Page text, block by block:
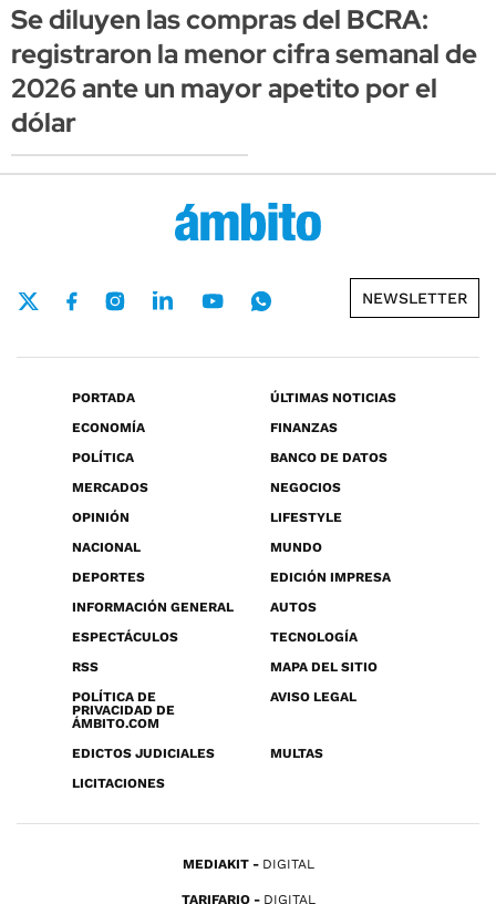
Se diluyen las compras del BCRA:
registraron la menor cifra semanal de
2026 ante un mayor apetito por el
dólar
NEWSLETTER
PORTADA
ÚLTIMAS NOTICIAS
ECONOMÍA
FINANZAS
POLÍTICA
BANCO DE DATOS
MERCADOS
NEGOCIOS
OPINIÓN
LIFESTYLE
NACIONAL
MUNDO
DEPORTES
EDICIÓN IMPRESA
INFORMACIÓN GENERAL
AUTOS
ESPECTÁCULOS
TECNOLOGÍA
RSS
MAPA DEL SITIO
POLÍTICA DE
PRIVACIDAD DE
ÁMBITO.COM
AVISO LEGAL
EDICTOS JUDICIALES
MULTAS
LICITACIONES
MEDIAKIT DIGITAL
TARIFARIO DIGITAL